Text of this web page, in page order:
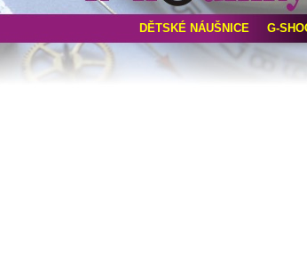
DĚTSKÉ NÁUŠNICE G-